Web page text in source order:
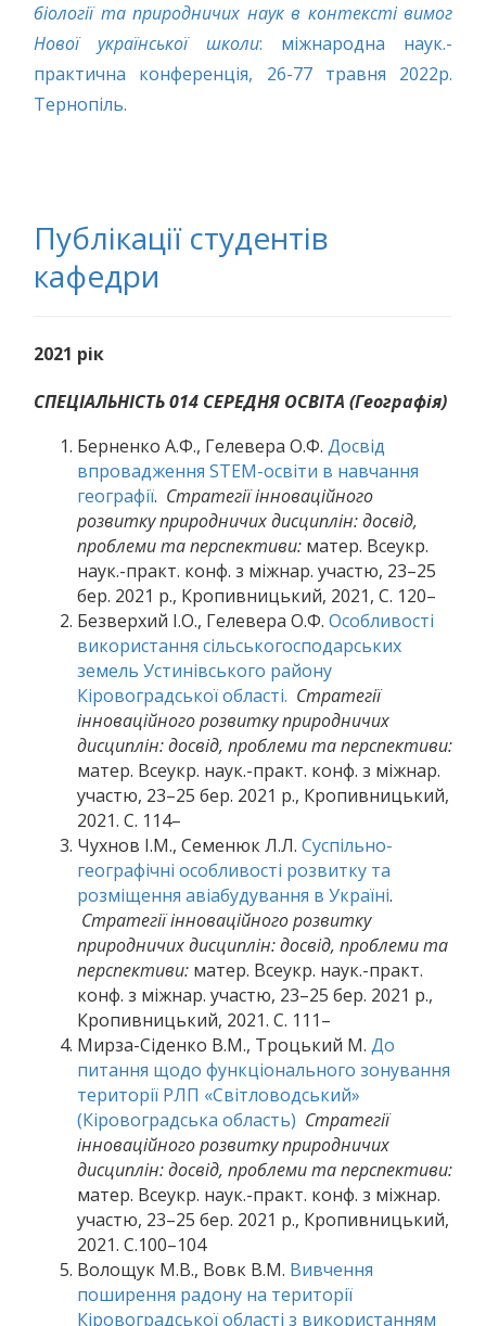
біології та природничих наук в контексті вимог
Нової української школи: міжнародна наук.-
практична конференція, 26-77 травня 2022р.
Тернопіль.
Публікації студентів
кафедри
2021 рік
СПЕЦІАЛЬНІСТЬ 014 СЕРЕДНЯ ОСВІТА (Географія)
Берненко А.Ф., Гелевера О.Ф. Досвід
впровадження STEM-освіти в навчання
географії. Стратегії інноваційного
розвитку природничих дисциплін: досвід,
проблеми та перспективи: матер. Всеукр.
наук.-практ. конф. з міжнар. участю, 23–25
бер. 2021 р., Кропивницький, 2021, С. 120–
Безверхий І.О., Гелевера О.Ф. Особливості
використання сільськогосподарських
земель Устинівського району
Кіровоградської області. Стратегії
інноваційного розвитку природничих
дисциплін: досвід, проблеми та перспективи:
матер. Всеукр. наук.-практ. конф. з міжнар.
участю, 23–25 бер. 2021 р., Кропивницький,
2021. С. 114–
Чухнов І.М., Семенюк Л.Л. Суспільно-
географічні особливості розвитку та
розміщення авіабудування в Україні.
Стратегії інноваційного розвитку
природничих дисциплін: досвід, проблеми та
перспективи: матер. Всеукр. наук.-практ.
конф. з міжнар. участю, 23–25 бер. 2021 р.,
Кропивницький, 2021. С. 111–
Мирза-Сіденко В.М., Троцький М. До
питання щодо функціонального зонування
території РЛП «Світловодський»
(Кіровоградська область) Стратегії
інноваційного розвитку природничих
дисциплін: досвід, проблеми та перспективи:
матер. Всеукр. наук.-практ. конф. з міжнар.
участю, 23–25 бер. 2021 р., Кропивницький,
2021. С.100–104
Волощук М.В., Вовк В.М. Вивчення
поширення радону на території
Кіровоградської області з використанням